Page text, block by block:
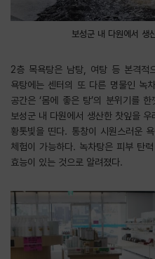
보성군 내 다원에서 생
2층 목욕탕은 남탕, 여탕 등 본격적
욕탕에는 센터의 또 다른 명물인 녹
공간은 ‘몸에 좋은 탕’의 분위기를
보성군 내 다원에서 생산한 찻잎을
황톳빛을 띤다. 통창이 시원스러운
체험이 가능하다. 녹차탕은 피부 탄
효능이 있는 것으로 알려졌다.